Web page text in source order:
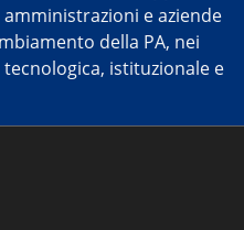
e aziende
della PA, nei
istituzionale e